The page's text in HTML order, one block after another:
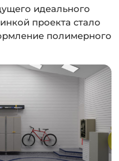
идеального
проекта стало
полимерного